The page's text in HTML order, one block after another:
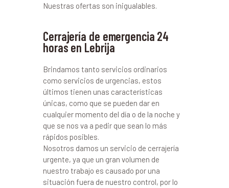
Nuestras ofertas son inigualables.
Cerrajería de emergencia 24
horas en Lebrija
Brindamos tanto servicios ordinarios
como servicios de urgencias, estos
últimos tienen unas características
únicas, como que se pueden dar en
cualquier momento del día o de la noche y
que se nos va a pedir que sean lo más
rápidos posibles.
Nosotros damos un servicio de cerrajería
urgente, ya que un gran volumen de
nuestro trabajo es causado por una
situación fuera de nuestro control, por lo